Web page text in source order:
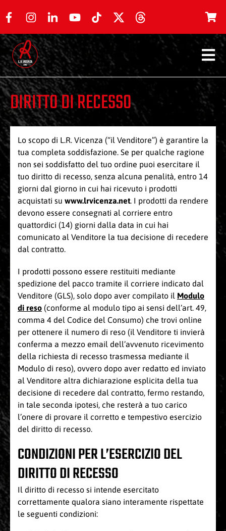
DIRITTO DI RECESSO
Lo scopo di L.R. Vicenza (“il Venditore”) è garantire la
tua completa soddisfazione. Se per qualche ragione
non sei soddisfatto del tuo ordine puoi esercitare il
tuo diritto di recesso, senza alcuna penalità, entro 14
giorni dal giorno in cui hai ricevuto i prodotti
acquistati su www.lrvicenza.net. I prodotti da rendere
devono essere consegnati al corriere entro
quattordici (14) giorni dalla data in cui hai
comunicato al Venditore la tua decisione di recedere
dal contratto.
I prodotti possono essere restituiti mediante
spedizione del pacco tramite il corriere indicato dal
Venditore (GLS), solo dopo aver compilato il Modulo
di reso (conforme al modulo tipo ai sensi dell’art. 49,
comma 4 del Codice del Consumo) che trovi online
per ottenere il numero di reso (il Venditore ti invierà
conferma a mezzo email dell’avvenuto ricevimento
della richiesta di recesso trasmessa mediante il
Modulo di reso), ovvero dopo aver redatto ed inviato
al Venditore altra dichiarazione esplicita della tua
decisione di recedere dal contratto, fermo restando,
in tale seconda ipotesi, che resterà a tuo carico
l’onere di provare il corretto e tempestivo esercizio
del diritto di recesso.
CONDIZIONI PER L’ESERCIZIO DEL
DIRITTO DI RECESSO
Il diritto di recesso si intende esercitato
correttamente qualora siano interamente rispettate
le seguenti condizioni: